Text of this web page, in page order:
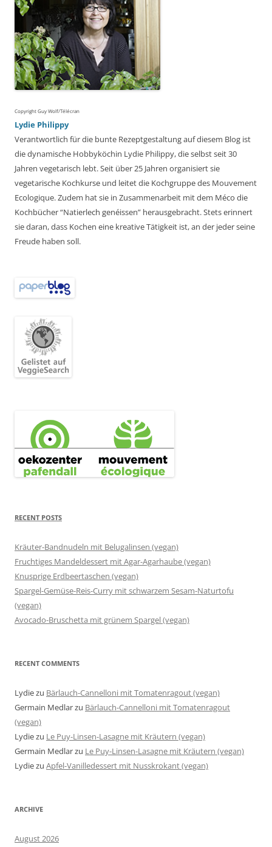
Copyright Guy Wolf/Télécran
Lydie Philippy
Verantwortlich für die bunte Rezeptgestaltung auf diesem Blog ist
die dynamische Hobbyköchin Lydie Philippy, die selbst seit 30
Jahren vegetarisch lebt. Seit über 25 Jahren organisiert sie
vegetarische Kochkurse und leitet die Kochgruppe des Mouvement
Ecologique. Zudem hat sie in Zusammenarbeit mit dem Méco die
Kochbücher “Natierlech genéissen” herausgebracht. Stets erinnert
sie daran, dass Kochen eine kreative Tätigkeit ist, an der jeder seine
Freude haben soll.
RECENT POSTS
Kräuter-Bandnudeln mit Belugalinsen (vegan)
Fruchtiges Mandeldessert mit Agar-Agarhaube (vegan)
Knusprige Erdbeertaschen (vegan)
Spargel-Gemüse-Reis-Curry mit schwarzem Sesam-Naturtofu
(vegan)
Avocado-Bruschetta mit grünem Spargel (vegan)
RECENT COMMENTS
Lydiezu Bärlauch-Cannelloni mit Tomatenragout (vegan)
Germain Medlarzu Bärlauch-Cannelloni mit Tomatenragout
(vegan)
Lydiezu Le Puy-Linsen-Lasagne mit Kräutern (vegan)
Germain Medlarzu Le Puy-Linsen-Lasagne mit Kräutern (vegan)
Lydiezu Apfel-Vanilledessert mit Nusskrokant (vegan)
ARCHIVE
August 2026